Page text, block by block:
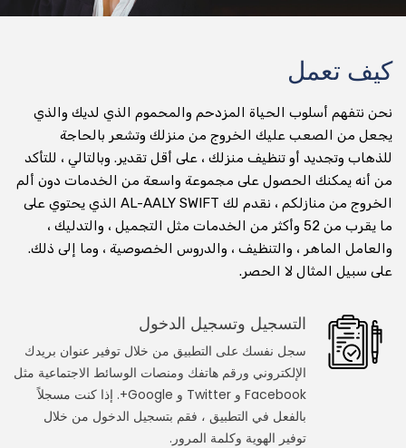
تسليم البقالة
صيدلية التسليم
تسليم المياه المعبأة في زجاجات
استشارة عبر الفيديو عبر الإنترنت
استشر الطبيب على مكالمة الفيديو
استشر محاميًا في مكالمة فيديو
استشر المنجم على مكالمة الفيديو
احصل على تدريب اللياقة على مكالمة الفيديو
كيف تعمل
نحن نتفهم أسلوب الحياة المزدحم والمحموم الذي لديك والذي
يجعل من الصعب عليك الخروج من منزلك وتشعر بالحاجة
للذهاب وتجديد أو تنظيف منزلك ، على أقل تقدير. وبالتالي ، للتأكد
من أنه يمكنك الحصول على مجموعة واسعة من الخدمات دون ألم
الخروج من منازلكم ، نقدم لك AL-AALY SWIFT الذي يحتوي على
ما يقرب من 52 وأكثر من الخدمات مثل التجميل ، والتدليك ،
والعامل الماهر ، والتنظيف ، والدروس الخصوصية ، وما إلى ذلك.
على سبيل المثال لا الحصر.
التسجيل وتسجيل الدخول
سجل نفسك على التطبيق من خلال توفير عنوان بريدك
الإلكتروني ورقم هاتفك ومنصات الوسائط الاجتماعية مثل
Facebook و Twitter و Google+. إذا كنت مسجلاً
بالفعل في التطبيق ، فقم بتسجيل الدخول من خلال
توفير الهوية وكلمة المرور.